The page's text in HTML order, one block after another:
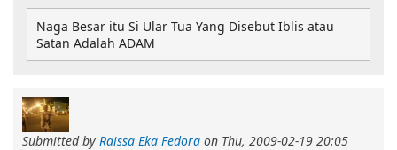
Submitted by Raissa Eka Fedora on Thu, 2009-02-19 20:05
Naga Besar itu Si Ular Tua Yang Disebut Iblis atau
Satan Adalah ADAM